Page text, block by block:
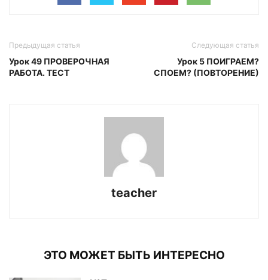
Предыдущая статья
Урок 49 ПРОВЕРОЧНАЯ
РАБОТА. ТЕСТ
Следующая статья
Урок 5 ПОИГРАЕМ?
СПОЕМ? (ПОВТОРЕНИЕ)
teacher
ЭТО МОЖЕТ БЫТЬ ИНТЕРЕСНО